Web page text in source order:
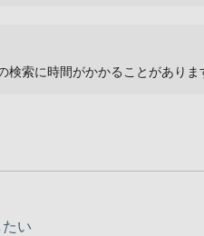
索に時間がかかることがありま
い